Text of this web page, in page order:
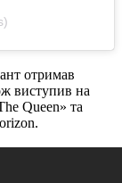
отримав
виступив на
Queen» та